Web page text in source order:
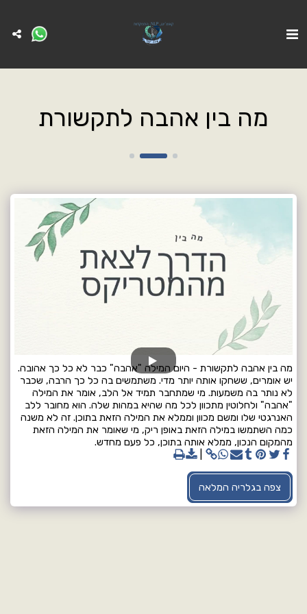
מה בין אהבה לתקשורת
מה בין אהבה לתקשורת - היום המילה "אהבה" כבר לא כל כך אהובה.
יש אומרים, ששחקו אותה יותר מדי. משתמשים בה כל כך הרבה, שכבר
לא נותר בה משמעות. מי שמתחבר תמיד אל הלב, אומר את המילה
"אהבה" ולחלוטין מתכוון לכל מה שהיא במהות שלה. הוא מחובר ללב
האנרגטי שלו ומשם מכוון וממלא את המילה הזאת בתוכן. זה לא משנה
כמה השתמשו במילה הזאת באופן ריק, מי שאומר את המילה הזאת
מהמקום הנכון, ממלא אותה בתוכן, כל פעם מחדש.
צפה בגלריה המלאה